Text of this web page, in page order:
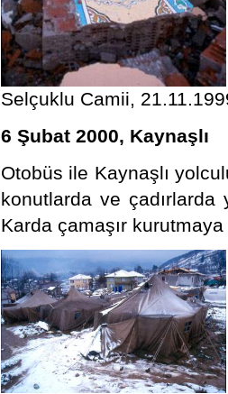
Selçuklu Camii,
6 Şubat 2000, Kaynaşlı
Otobüs ile Kaynaşlı
konutlarda ve
Karda çamaşır kurutmaya